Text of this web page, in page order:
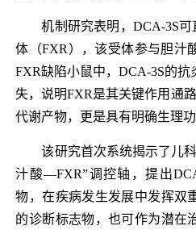
机制研究表明，DCA-3S
体（FXR），该受体参与胆汁
FXR缺陷小鼠中，DCA-3S的
失，说明FXR是其关键作用通
代谢产物，更是具有明确生理
该研究首次系统揭示了儿
汁酸—FXR”调控轴，提出
物，在疾病发生发展中发挥双
的诊断标志物，也可作为潜在